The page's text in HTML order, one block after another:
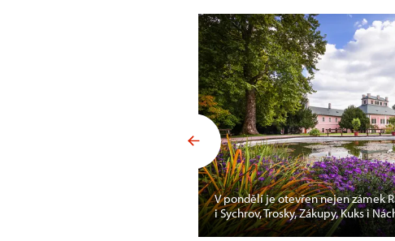
V pondělí je otevřen nejen zámek
i Sychrov, Trosky, Zákupy, Kuks i